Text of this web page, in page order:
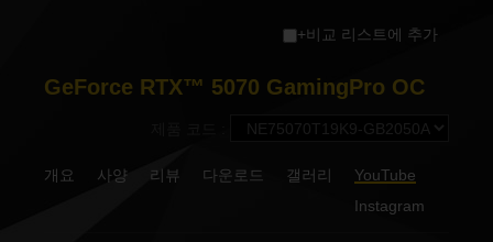
+비교 리스트에 추가
GeForce RTX™ 5070 GamingPro OC
개요 사양 리뷰 다운로드 갤러리
YouTube
Instagram